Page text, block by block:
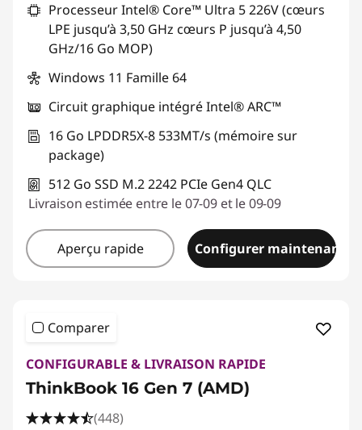
Code de réduction : THINKDEAL
Processeur Intel® Core™ Ultra 5 226V (cœurs
LPE jusqu’à 3,50 GHz cœurs P jusqu’à 4,50
GHz/16 Go MOP)
Windows 11 Famille 64
Circuit graphique intégré Intel® ARC™
16 Go LPDDR5X-8 533MT/s (mémoire sur
package)
512 Go SSD M.2 2242 PCIe Gen4 QLC
Livraison estimée entre le 07-09 et le 09-09
Aperçu rapide Configurer maintenant
Comparer
CONFIGURABLE & LIVRAISON RAPIDE
ThinkBook 16 Gen 7 (AMD)
(448)